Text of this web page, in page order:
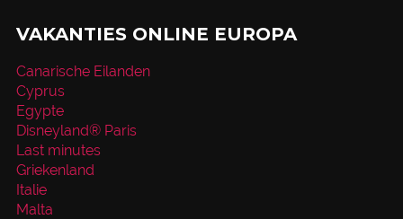
VAKANTIES ONLINE EUROPA
Canarische Eilanden
Cyprus
Egypte
Disneyland® Paris
Last minutes
Griekenland
Italie
Malta